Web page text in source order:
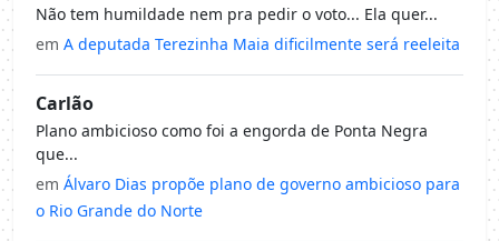
Não tem humildade nem pra pedir o voto... Ela quer...
em A deputada Terezinha Maia dificilmente será reeleita
Carlão
Plano ambicioso como foi a engorda de Ponta Negra
que...
em Álvaro Dias propõe plano de governo ambicioso para
o Rio Grande do Norte